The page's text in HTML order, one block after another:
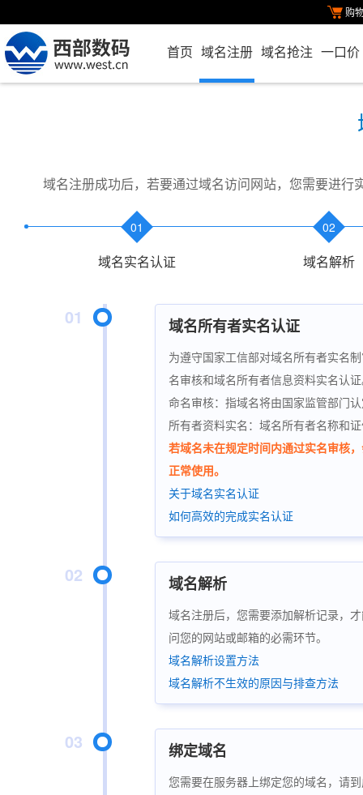
购
首页 域名注册 域名抢注 一口价
域名注册成功后，若要通过域名访问网站，您需要进
01
域名实名认证
02
域名解析
01 域名所有者实名认证
为遵守国家工信部对域名所有者实名
名审核和域名所有者信息资料实名认
命名审核：指域名将由国家监管部门
所有者资料实名：域名所有者名称和
若域名未在规定时间内通过实名审核
正常使用。
关于域名实名认证
如何高效的完成实名认证
02 域名解析
域名注册后，您需要添加解析记录，
问您的网站或邮箱的必需环节。
域名解析设置方法
域名解析不生效的原因与排查方法
03 绑定域名
您需要在服务器上绑定您的域名，请